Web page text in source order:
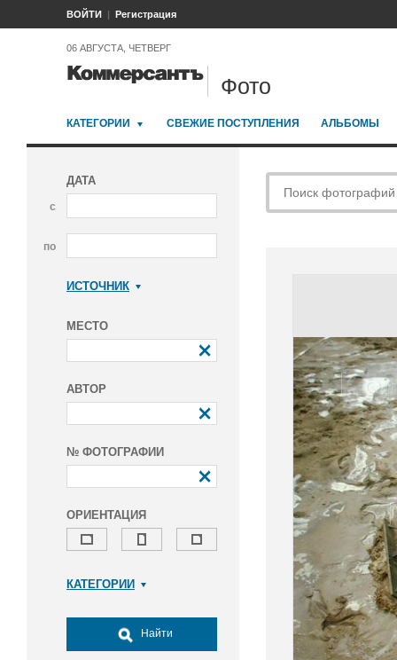
ВОЙТИ Регистрация
06 АВГУСТА, ЧЕТВЕРГ
Фото
КАТЕГОРИИ СВЕЖИЕ ПОСТУПЛЕНИЯ АЛЬБОМЫ
ДАТА
с
по
ИСТОЧНИК
МЕСТО
АВТОР
№ ФОТОГРАФИИ
ОРИЕНТАЦИЯ
КАТЕГОРИИ
Досуг, туризм и отдых
Культура
Найти